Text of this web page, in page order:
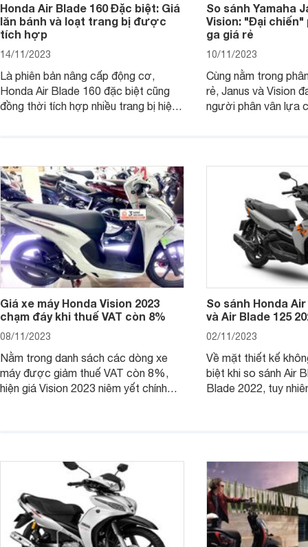
Honda Air Blade 160 Đặc biệt: Giá
lăn bánh và loạt trang bị được
tích hợp
14/11/2023
Là phiên bản nâng cấp động cơ,
Honda Air Blade 160 đặc biệt cũng
đồng thời tích hợp nhiều trang bị hiện
So sánh Yamaha
Vision: "Đại chiến"
ga giá rẻ
10/11/2023
Cùng nằm trong
rẻ, Janus và Vision
người phân vân lựa
Giá xe máy Honda Vision 2023
chạm đáy khi thuế VAT còn 8%
08/11/2023
Nằm trong danh sách các dòng xe
máy được giảm thuế VAT còn 8%,
hiện giá Vision 2023 niêm yết chính
So sánh Honda
và Air Blade 125
02/11/2023
Về mặt thiết kế
biệt khi so sánh Air
Blade 2022, tuy